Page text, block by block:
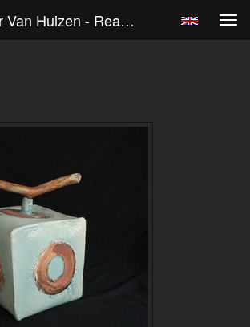
Marga Niederer Van Huizen - Reageer